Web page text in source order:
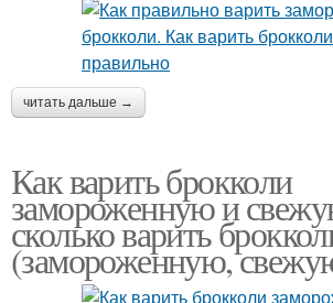
читать дальше →
Как варить брокколи
замороженную и
сколько варить
(замороженную,